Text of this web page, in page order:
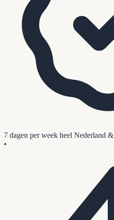
7 dagen per week heel Nederland
•